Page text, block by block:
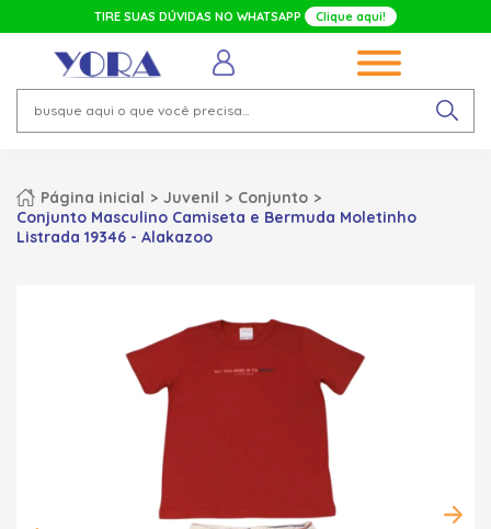
TIRE SUAS DÚVIDAS NO WHATSAPP Clique aqui!
Página inicial Juvenil
Conjunto
Conjunto Masculino Camiseta e Bermuda Moletinho
Listrada 19346 - Alakazoo